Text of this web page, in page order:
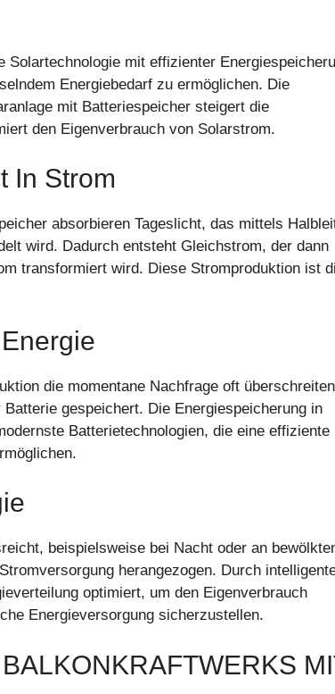
mit effizienter
Energiebedarf zu ermöglichen. Die
mit Batteriespeicher steigert die
den Eigenverbrauch von Solarstrom.
In Strom
absorbieren Tageslicht, das mittels
wird. Dadurch entsteht Gleichstrom, der dann
transformiert wird. Diese Stromproduktion ist
die momentane Nachfrage oft
gespeichert. Die Energiespeicherung in
Batterietechnologien, die eine effiziente
beispielsweise bei Nacht oder an
herangezogen. Durch
optimiert, um den Eigenverbrauch
Energieversorgung sicherzustellen.